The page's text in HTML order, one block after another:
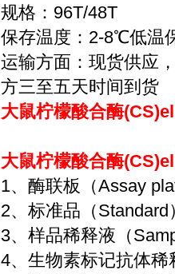
规格：96T/48T
保存温度：2-8℃低温
运输方面：现货供应
方三至五天时间到货
大鼠柠檬酸合酶
大鼠柠檬酸合酶
1、酶联板（Assay
2、标准品（
3、样品稀释液（
4、生物素标记抗体